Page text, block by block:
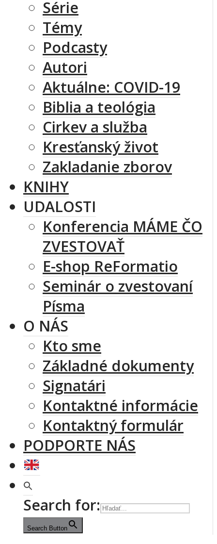
Série
Témy
Podcasty
Autori
Aktuálne: COVID-19
Biblia a teológia
Cirkev a služba
Kresťanský život
Zakladanie zborov
KNIHY
UDALOSTI
Konferencia MÁME ČO
ZVESTOVAŤ
E-shop ReFormatio
Seminár o zvestovaní
Písma
O NÁS
Kto sme
Základné dokumenty
Signatári
Kontaktné informácie
Kontaktný formulár
PODPORTE NÁS
Search for:
Search Button